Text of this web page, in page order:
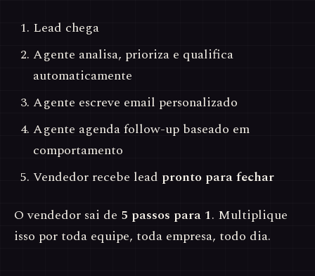
Lead chega
Agente analisa, prioriza e qualifica
automaticamente
Agente escreve email personalizado
Agente agenda follow-up baseado em
comportamento
Vendedor recebe lead pronto para fechar
O vendedor sai de 5 passos para 1. Multiplique
isso por toda equipe, toda empresa, todo dia.